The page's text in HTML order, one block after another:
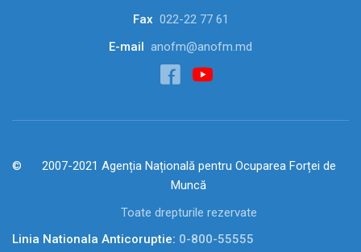
Fax 022-22 77 61
E-mail anofm@anofm.md
2007-2021 Agenția Națională pentru Ocuparea Forței de
Muncă
Toate drepturile rezervate
Linia Nationala Anticoruptie: 0-800-55555